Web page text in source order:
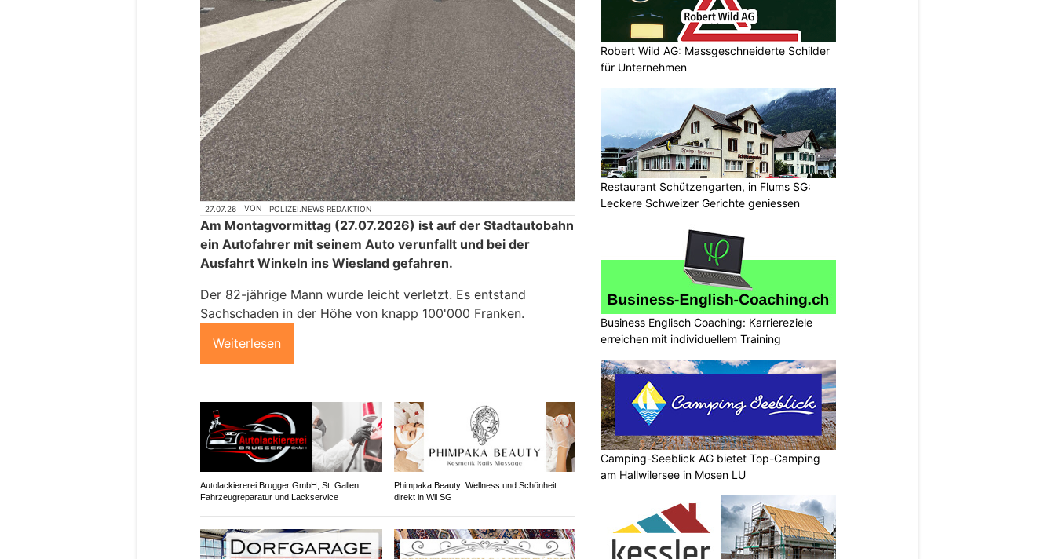
27.07.26 VON POLIZEI.NEWS REDAKTION
Am Montagvormittag (27.07.2026) ist auf der Stadtautobahn
ein Autofahrer mit seinem Auto verunfallt und bei der
Ausfahrt Winkeln ins Wiesland gefahren.
Der 82-jährige Mann wurde leicht verletzt. Es entstand
Sachschaden in der Höhe von knapp 100'000 Franken.
Weiterlesen
Autolackiererei Brugger GmbH, St. Gallen:
Fahrzeugreparatur und Lackservice
Phimpaka Beauty: Wellness und Schönheit
direkt in Wil SG
Robert Wild AG: Massgeschneiderte Schilder
für Unternehmen
Restaurant Schützengarten, in Flums SG:
Leckere Schweizer Gerichte geniessen
Business Englisch Coaching: Karriereziele
erreichen mit individuellem Training
Camping-Seeblick AG bietet Top-Camping
am Hallwilersee in Mosen LU